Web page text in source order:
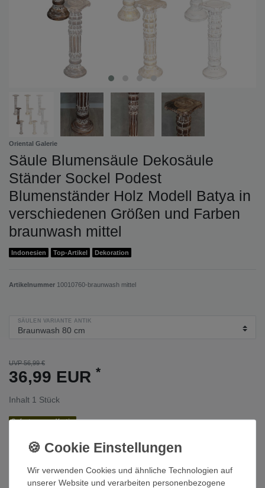
Oriental Galerie
Säule Blumensäule Dekosäule
Ständer Sockel Podest
Blumenständer Holz Modell Batya in
verschiedenen Größen und Farben
braunwash mittel
Indonesien Top-Artikel Dekoration
Artikelnummer 10010760-braunwash mittel
SÄULEN VARIANTE ANTIK
UVP 56,99 €
36,99 EUR *
Inhalt 1 Stück
Sofort versandfertig
In den Warenkorb
Wir verwenden Cookies und ähnliche Technologien auf
unserer Website und verarbeiten personenbezogene